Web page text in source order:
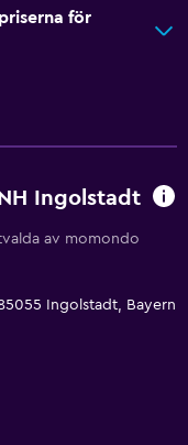
för
Ingolstadt
av momondo
Ingolstadt, Bayern